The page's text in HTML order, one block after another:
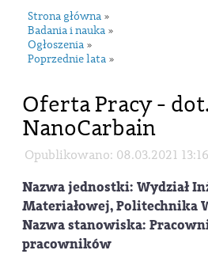
Strona główna »
Badania i nauka »
Ogłoszenia »
Poprzednie lata »
Oferta Pracy -
NanoCarbain
Opublikowano: 08.03.2021 13:16
Nazwa jednostki: Wydział
Materiałowej, Politechnika
Nazwa stanowiska:
pracowników